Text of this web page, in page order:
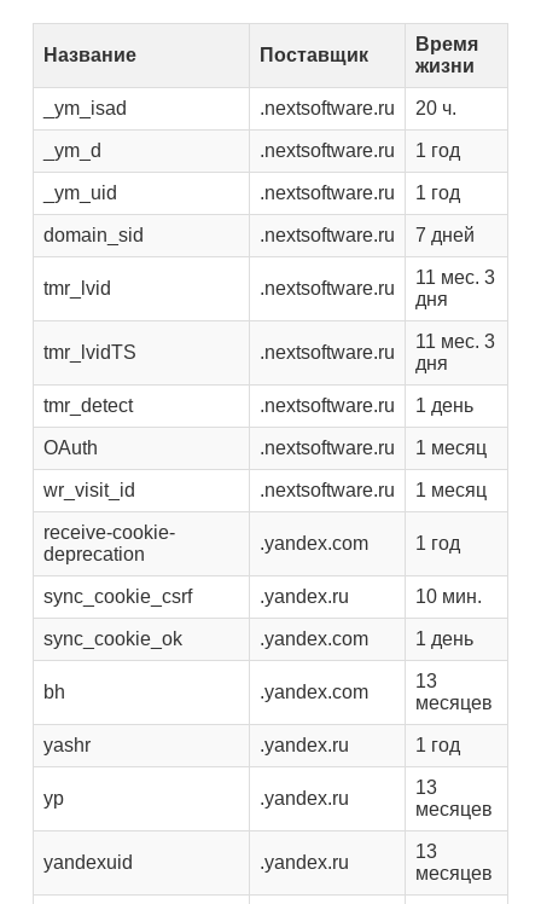
Название Поставщик
Время
жизни
_ym_isad .nextsoftware.ru 20 ч.
_ym_d .nextsoftware.ru 1 год
_ym_uid .nextsoftware.ru 1 год
domain_sid .nextsoftware.ru 7 дней
tmr_lvid .nextsoftware.ru
11 мес. 3
дня
tmr_lvidTS .nextsoftware.ru
11 мес. 3
дня
tmr_detect .nextsoftware.ru 1 день
OAuth .nextsoftware.ru 1 месяц
wr_visit_id .nextsoftware.ru 1 месяц
receive-cookie-
deprecation
.yandex.com 1 год
sync_cookie_csrf .yandex.ru 10 мин.
sync_cookie_ok .yandex.com 1 день
bh .yandex.com
13
месяцев
yashr .yandex.ru 1 год
yp .yandex.ru
13
месяцев
yandexuid .yandex.ru
13
месяцев